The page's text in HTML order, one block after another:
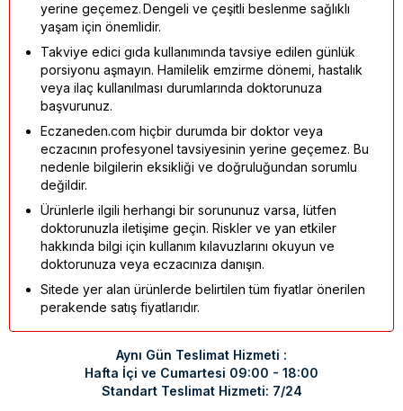
yerine geçemez. Dengeli ve çeşitli beslenme sağlıklı
yaşam için önemlidir.
Takviye edici gıda kullanımında tavsiye edilen günlük
porsiyonu aşmayın. Hamilelik emzirme dönemi, hastalık
veya ilaç kullanılması durumlarında doktorunuza
başvurunuz.
Eczaneden.com hiçbir durumda bir doktor veya
eczacının profesyonel tavsiyesinin yerine geçemez. Bu
nedenle bilgilerin eksikliği ve doğruluğundan sorumlu
değildir.
Ürünlerle ilgili herhangi bir sorununuz varsa, lütfen
doktorunuzla iletişime geçin. Riskler ve yan etkiler
hakkında bilgi için kullanım kılavuzlarını okuyun ve
doktorunuza veya eczacınıza danışın.
Sitede yer alan ürünlerde belirtilen tüm fiyatlar önerilen
perakende satış fiyatlarıdır.
Aynı Gün Teslimat Hizmeti :
Hafta İçi ve Cumartesi 09:00 - 18:00
Standart Teslimat Hizmeti: 7/24